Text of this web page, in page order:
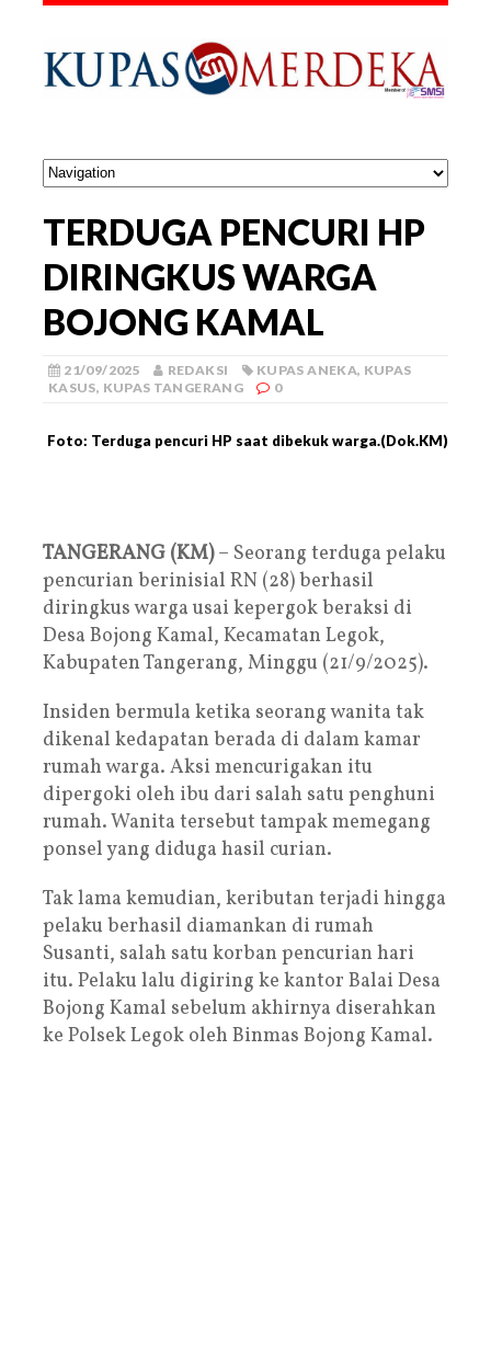
TERDUGA PENCURI HP
DIRINGKUS WARGA
BOJONG KAMAL
21/09/2025 REDAKSI KUPAS ANEKA, KUPAS
KASUS, KUPAS TANGERANG 0
Foto: Terduga pencuri HP saat dibekuk warga.(Dok.KM)
TANGERANG (KM)– Seorang terduga pelaku
pencurian berinisial RN (28) berhasil
diringkus warga usai kepergok beraksi di
Desa Bojong Kamal, Kecamatan Legok,
Kabupaten Tangerang, Minggu (21/9/2025).
Insiden bermula ketika seorang wanita tak
dikenal kedapatan berada di dalam kamar
rumah warga. Aksi mencurigakan itu
dipergoki oleh ibu dari salah satu penghuni
rumah. Wanita tersebut tampak memegang
ponsel yang diduga hasil curian.
Tak lama kemudian, keributan terjadi hingga
pelaku berhasil diamankan di rumah
Susanti, salah satu korban pencurian hari
itu. Pelaku lalu digiring ke kantor Balai Desa
Bojong Kamal sebelum akhirnya diserahkan
ke Polsek Legok oleh Binmas Bojong Kamal.